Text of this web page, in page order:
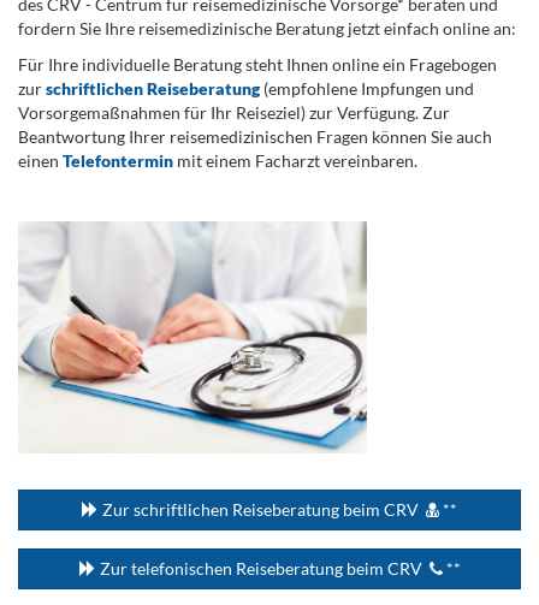
fordern Sie Ihre reisemedizinische Beratung jetzt einfach online an:
Für Ihre individuelle Beratung steht Ihnen online ein Fragebogen
zurschriftlichen Reiseberatung(empfohlene Impfungen und
Vorsorgemaßnahmen für Ihr Reiseziel) zur Verfügung. Zur
Beantwortung Ihrer reisemedizinischen Fragen können Sie auch
einen Telefontermin mit einem Facharzt vereinbaren.
Zur schriftlichen Reiseberatung beim CRV **
Zur telefonischen Reiseberatung beim CRV **